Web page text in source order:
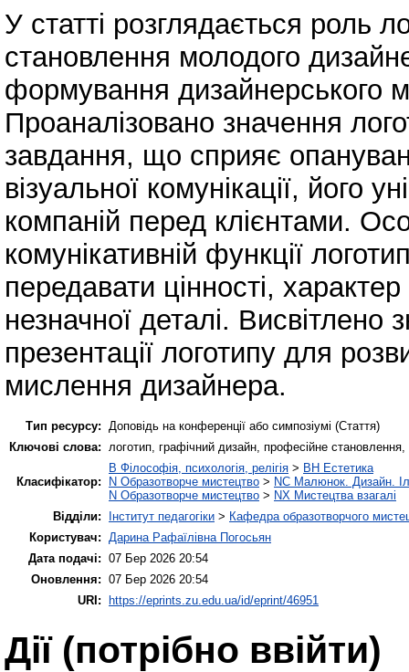
У статті розглядається роль
становлення молодого
формування дизайнерського
Проаналізовано значення
завдання, що сприяє
візуальної комунікації, його
компаній перед клієнтами.
комунікативній функції
передавати цінності,
незначної деталі.
презентації логотипу для
мислення дизайнера.
Тип ресурсу:
Доповідь на конференції або симпозіумі (Стаття)
Ключові слова:
логотип, графічний дизайн, професійне
Класифікатор:
B Філософія, психологія, релігія > BH Естетика
N Образотворче мистецтво > NC Малюнок. Дизайн.
N Образотворче мистецтво > NX Мистецтва взагалі
Відділи:
Інститут педагогіки > Кафедра образотворчого
Користувач:
Дарина Рафаїлівна Погосьян
Дата подачі: 07 Бер 2026 20:54
Оновлення: 07 Бер 2026 20:54
URI: https://eprints.zu.edu.ua/id/eprint/46951
Дії ​​(потрібно ввійти)